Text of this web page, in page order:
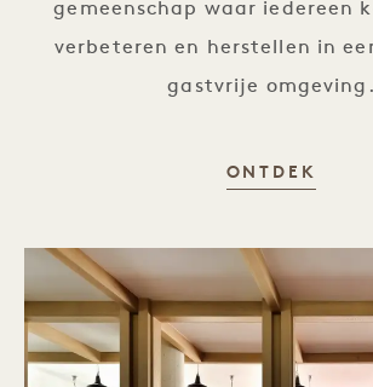
gemeenschap waar iedereen
verbeteren en herstellen in
gastvrije omgeving.
ONTDEK